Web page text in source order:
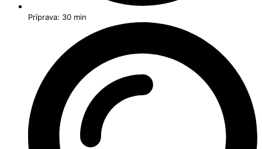
Príprava: 30 min